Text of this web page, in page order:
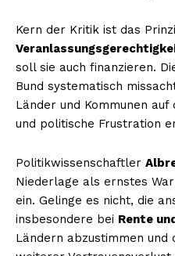
Kern der Kritik ist das
soll sie auch finanzieren.
Bund systematisch
Länder und Kommunen
und politische Frustration
Politikwissenschaftler
Niederlage als ernstes
ein. Gelinge es nicht, die
insbesondere bei Rente
Ländern abzustimmen und